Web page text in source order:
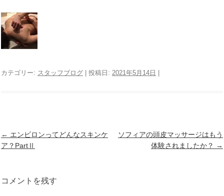
カテゴリー: スタッフブログ | 投稿日: 2021年5月14日
投
稿
ゲ
← エンビロンってどんなスキンケ
ア？PartⅡ
ソフィアの頭皮マッサージはもう
体験されましたか？ →
コメントを残す